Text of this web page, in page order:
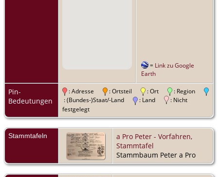
= Link zu Google
Earth
Pin-
Bedeutungen
: Adresse : Ortsteil : Ort
: Region
: (Bundes-)Staat/-Land
: Land
: Nicht
festgelegt
Stammtafeln
a Pro Peter - Vorfahren,
Stammtafel
Stammbaum Peter a Pro